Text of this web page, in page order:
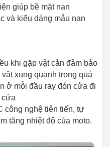
giúp bề mặt nan
và kiểu dáng mẫu nan
khi gặp vật cản đảm bảo
xung quanh trong quá
ở mỗi đầu ray đón cửa đi
cửa
công nghệ tiên tiến, tự
tăng nhiệt độ của moto.